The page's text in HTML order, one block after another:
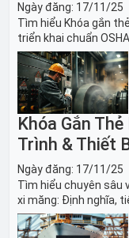
Ngày đăng: 17/11/25
Tìm hiểu Khóa gắn
triển khai chuẩn
băng tải sản xuất ô tô
Khóa Gắn
Trình & Thiết
Ngày đăng: 17/11/25
Tìm hiểu chuyên sâu
xi măng: Định nghĩa,
sách thiết bị LOTO
nghiền an toàn.